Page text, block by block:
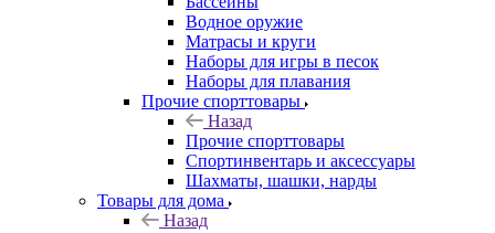
Водное оружие
Матрасы и круги
Наборы для игры в песок
Наборы для плавания
Прочие спорттовары
Назад
Прочие спорттовары
Спортинвентарь и аксессуары
Шахматы, шашки, нарды
Товары для дома
Назад